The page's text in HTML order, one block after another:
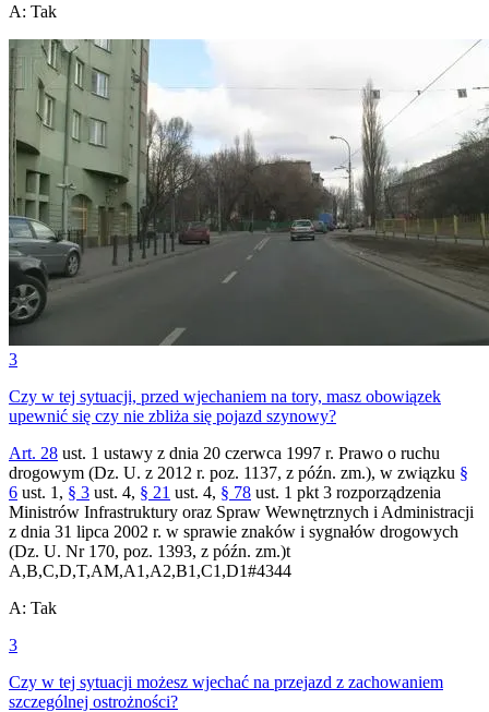
A: Tak
3
Czy w tej sytuacji, przed wjechaniem na tory, masz obowiązek
upewnić się czy nie zbliża się pojazd szynowy?
Art. 28 ust. 1 ustawy z dnia 20 czerwca 1997 r. Prawo o ruchu
drogowym (Dz. U. z 2012 r. poz. 1137, z późn. zm.), w związku §
6 ust. 1, § 3 ust. 4, § 21 ust. 4, § 78 ust. 1 pkt 3 rozporządzenia
Ministrów Infrastruktury oraz Spraw Wewnętrznych i Administracji
z dnia 31 lipca 2002 r. w sprawie znaków i sygnałów drogowych
(Dz. U. Nr 170, poz. 1393, z późn. zm.)t
A,B,C,D,T,AM,A1,A2,B1,C1,D1#4344
A: Tak
3
Czy w tej sytuacji możesz wjechać na przejazd z zachowaniem
szczególnej ostrożności?